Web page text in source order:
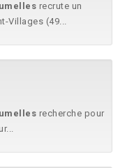
recrute un
Villages (49...
recherche pour